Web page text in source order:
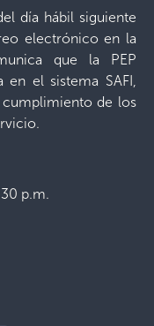
día hábil siguiente
electrónico en la
que la PEP
en el sistema SAFI,
de los
p.m.